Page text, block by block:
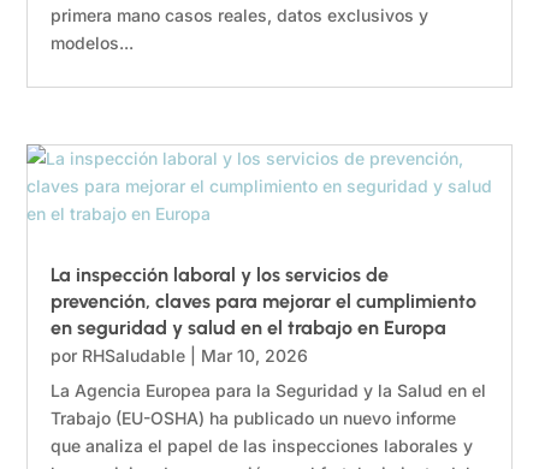
primera mano casos reales, datos exclusivos y
modelos...
La inspección laboral y los servicios de
prevención, claves para mejorar el cumplimiento
en seguridad y salud en el trabajo en Europa
por RHSaludable
Mar 10, 2026
La Agencia Europea para la Seguridad y la Salud en el
Trabajo (EU-OSHA) ha publicado un nuevo informe
que analiza el papel de las inspecciones laborales y